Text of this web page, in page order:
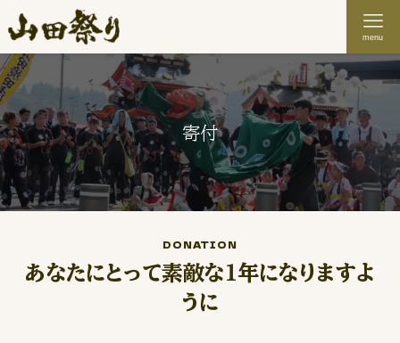
menu
寄付
DONATION
あなたにとって素敵な１年になりますよ
うに